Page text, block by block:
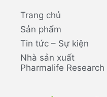
Trang chủ
Sản phẩm
Tin tức – Sự kiện
Nhà sản xuất
Pharmalife Research